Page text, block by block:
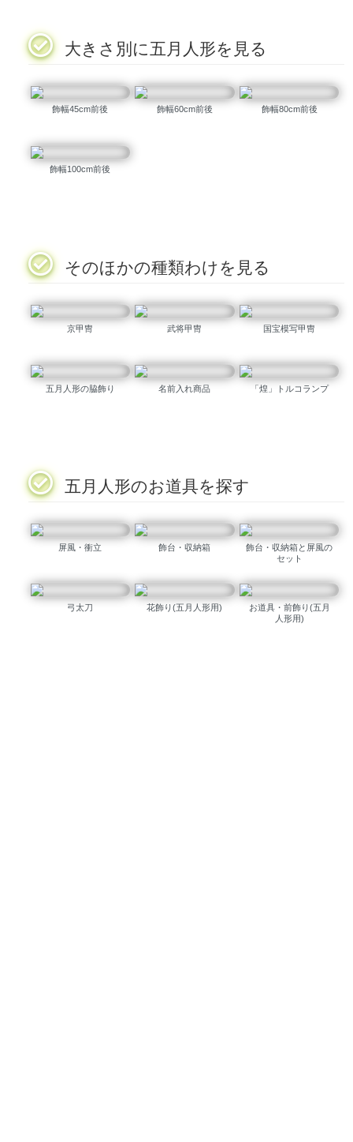
大きさ別に五月人形を見る
飾幅45cm前後 飾幅60cm前後 飾幅80cm前後
飾幅100cm前後
そのほかの種類わけを見る
京甲冑 武将甲冑 国宝模写甲冑
五月人形の脇飾り 名前入れ商品 「煌」トルコランプ
五月人形のお道具を探す
屏風・衝立 飾台・収納箱
飾台・収納箱と屏風の
セット
弓太刀 花飾り(五月人形用)
お道具・前飾り(五月
人形用)